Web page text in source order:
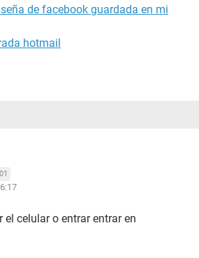
de facebook guardada en mi
hotmail
el celular o entrar entrar en